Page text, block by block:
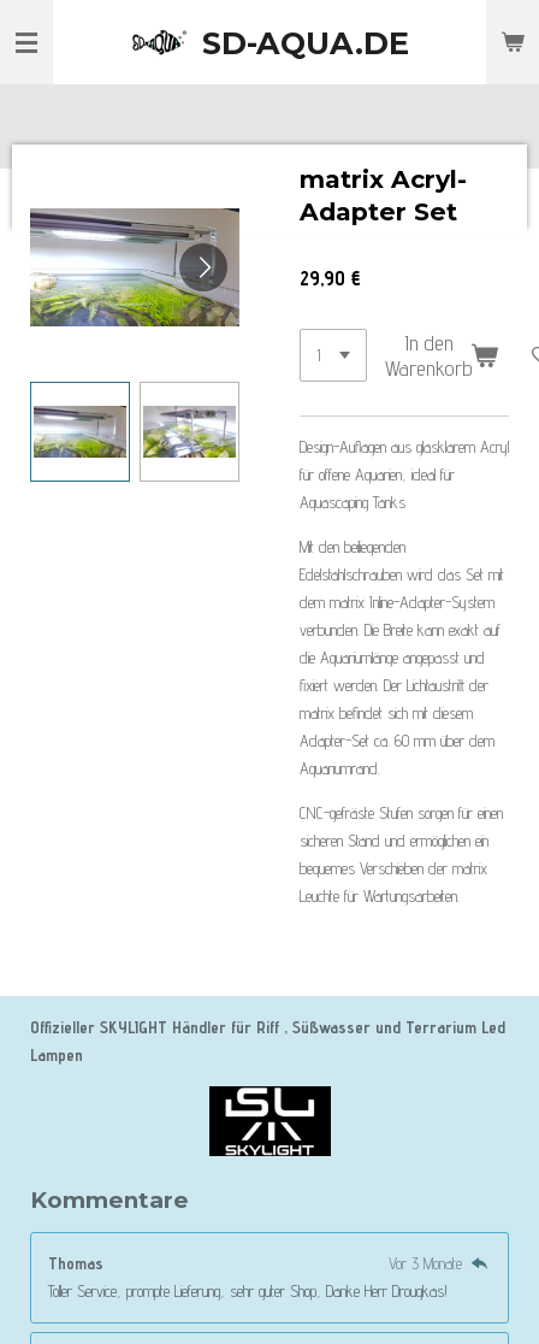
Hauptinhalt
SD-AQUA.DE
matrix Acryl-
Adapter Set
29,90 €
In den
Warenkorb
Design-Auflagen aus glasklarem Acryl
für offene Aquarien, ideal für
Aquascaping Tanks
Mit den beiliegenden
Edelstahlschrauben wird das Set mit
dem matrix Inline-Adapter-System
verbunden. Die Breite kann exakt auf
die Aquariumlänge angepasst und
fixiert werden. Der Lichtaustritt der
matrix befindet sich mit diesem
Adapter-Set ca. 60 mm über dem
Aquariumrand.
CNC-gefräste Stufen sorgen für einen
sicheren Stand und ermöglichen ein
bequemes Verschieben der matrix
Leuchte für Wartungsarbeiten.
Offizieller SKYLIGHT Händler für Riff , Süßwasser und Terrarium Led
Lampen
Kommentare
Thomas
Vor 3 Monate
Toller Service, prompte Lieferung, sehr guter Shop, Danke Herr Drougkas!